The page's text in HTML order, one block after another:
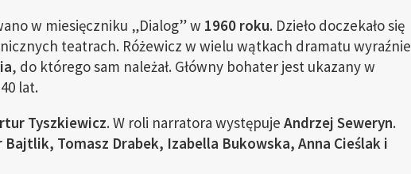
w miesięczniku „Dialog” w 1960 roku. Dzieło doczekało się
teatrach. Różewicz w wielu wątkach dramatu wyraźnie
, do którego sam należał. Główny bohater jest ukazany w
lat.
Tyszkiewicz. W roli narratora występuje Andrzej Seweryn.
Bajtlik, Tomasz Drabek, Izabella Bukowska, Anna Cieślak i